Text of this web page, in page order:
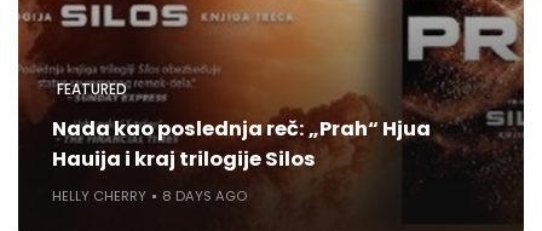
FEATURED
Nada kao poslednja reč: „Prah“ Hjua
Hauija i kraj trilogije Silos
HELLY CHERRY 8 DAYS AGO